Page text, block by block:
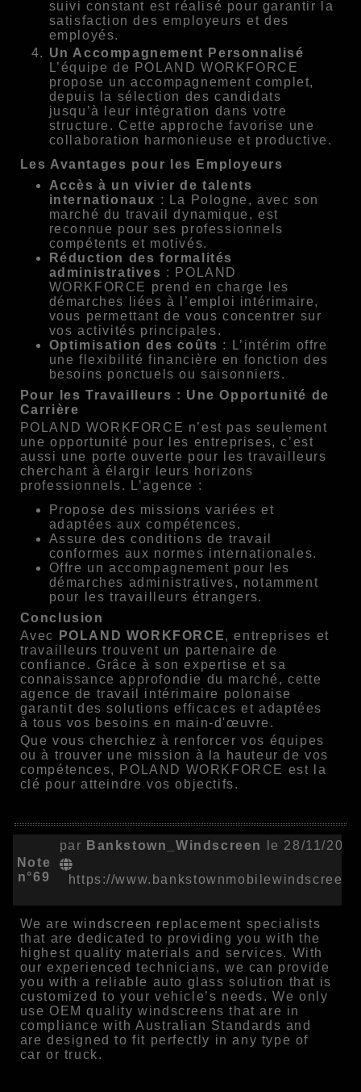
suivi constant est réalisé pour garantir la
satisfaction des employeurs et des
employés.
Un Accompagnement Personnalisé
L’équipe de POLAND WORKFORCE
propose un accompagnement complet,
depuis la sélection des candidats
jusqu’à leur intégration dans votre
structure. Cette approche favorise une
collaboration harmonieuse et productive.
Les Avantages pour les Employeurs
Accès à un vivier de talents
internationaux : La Pologne, avec son
marché du travail dynamique, est
reconnue pour ses professionnels
compétents et motivés.
Réduction des formalités
administratives : POLAND
WORKFORCE prend en charge les
démarches liées à l’emploi intérimaire,
vous permettant de vous concentrer sur
vos activités principales.
Optimisation des coûts : L’intérim offre
une flexibilité financière en fonction des
besoins ponctuels ou saisonniers.
Pour les Travailleurs : Une Opportunité de
Carrière
POLAND WORKFORCE n’est pas seulement
une opportunité pour les entreprises, c’est
aussi une porte ouverte pour les travailleurs
cherchant à élargir leurs horizons
professionnels. L’agence :
Propose des missions variées et
adaptées aux compétences.
Assure des conditions de travail
conformes aux normes internationales.
Offre un accompagnement pour les
démarches administratives, notamment
pour les travailleurs étrangers.
Conclusion
Avec
POLAND WORKFORCE, entreprises et
travailleurs trouvent un partenaire de
confiance. Grâce à son expertise et sa
connaissance approfondie du marché, cette
agence de travail intérimaire polonaise
garantit des solutions efficaces et adaptées
à tous vos besoins en main-d'œuvre.
Que vous cherchiez à renforcer vos équipes
ou à trouver une mission à la hauteur de vos
compétences, POLAND WORKFORCE est la
clé pour atteindre vos objectifs.
Note
n°69
par Bankstown_Windscreen le 28/11/
https://
We are windscreen replacement specialists
that are dedicated to providing you with the
highest quality materials and services. With
our experienced technicians, we can provide
you with a reliable auto glass solution that is
customized to your vehicle’s needs. We only
use OEM quality windscreens that are in
compliance with Australian Standards and
are designed to fit perfectly in any type of
car or truck.